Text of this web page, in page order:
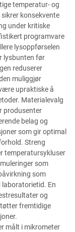
temperatur- og
konsekvente
under kritiske
programvare
lysoppførselen
lysbunten før
reduserer
muliggjør
upraktiske å
Materialevalg
produsenter
belag og
som gir optimal
Streng
temperatursykluser
som
som
laboratorietid. En
og
fremtidige
målt i mikrometer